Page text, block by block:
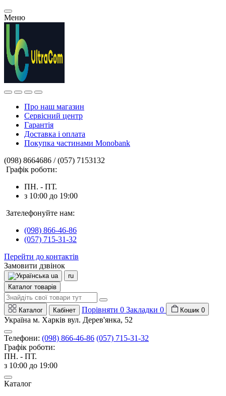
Меню
Про наш магазин
Сервісний центр
Гарантія
Доставка і оплата
Покупка частинами Monobank
(098) 8664686 / (057) 7153132
Графік роботи:
ПН. - ПТ.
з 10:00 до 19:00
Зателефонуйте нам:
(098) 866-46-86
(057) 715-31-32
Перейти до контактів
Замовити дзвінок
ua
ru
Каталог товарів
Каталог Кабінет Порівняти 0 Закладки 0 Кошик 0
Україна м. Харків вул. Дерев'янка, 52
Телефони: (098) 866-46-86 (057) 715-31-32
Графік роботи:
ПН. - ПТ.
з 10:00 до 19:00
Каталог